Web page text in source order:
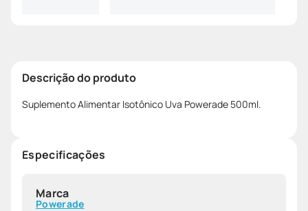
Descrição do produto
Suplemento Alimentar Isotônico Uva Powerade 500ml.
Especificações
Marca
Powerade